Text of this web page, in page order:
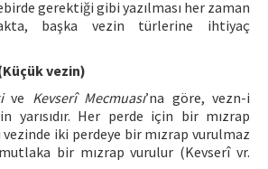
gerektiği gibi yazılması her zaman
başka vezin türlerine ihtiyaç
vezin)
ve Kevserî Mecmuası’na göre, vezn-i
yarısıdır. Her perde için bir mızrap
iki perdeye bir mızrap vurulmaz
bir mızrap vurulur (Kevserî vr.